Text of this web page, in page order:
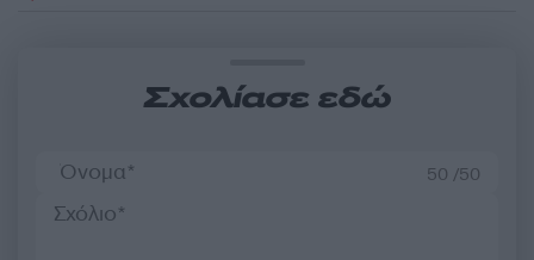
Σχολίασε εδώ
50 /50